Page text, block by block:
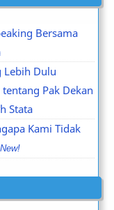
Bersama
Lebih Dulu
Pak Dekan
Stata
Kami Tidak